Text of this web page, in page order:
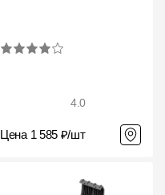
4.0
Цена 1 585 ₽/шт